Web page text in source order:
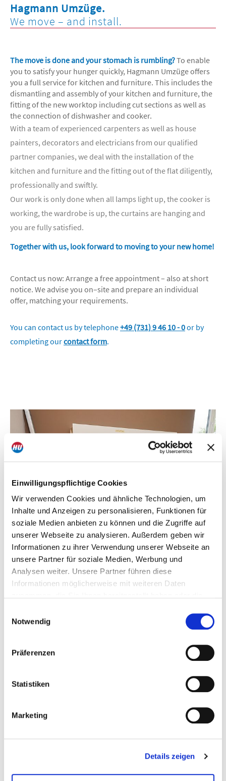
Einwilligungspflichtige Cookies
Wir verwenden Cookies und ähnliche Technologien, um
Inhalte und Anzeigen zu personalisieren, Funktionen für
soziale Medien anbieten zu können und die Zugriffe auf
unserer Webseite zu analysieren. Außerdem geben wir
Informationen zu ihrer Verwendung unserer Webseite an
unsere Partner für soziale Medien, Werbung und
Analysen weiter. Unsere Partner führen diese
Informationen möglicherweise mit weiteren Daten
haben. Dies schließt unter Umständen die Weitergabe
Ihrer Daten in Drittländer ein, denen kein angemessenes
Datenschutzniveau bescheinigt wird. Daher könnten
diese Daten einem staatlichen Zugriff z.B. von US-
Datenschutzerklärung. Ihre Einwilligung zur Cookie
Nutzung können Sie jederzeit wieder über die Cookie -
Notwendig
Präferenzen
Statistiken
Marketing
Details zeigen
Hagmann Umzüge.
We move – and install.
The move is done and your stomach is rumbling?To enable
you to satisfy your hunger quickly, Hagmann Umzüge offers
you a full service for kitchen and furniture. This includes the
dismantling and assembly of your kitchen and furniture, the
fitting of the new worktop including cut sections as well as
the connection of dishwasher and cooker.
With a team of experienced carpenters as well as house
painters, decorators and electricians from our qualified
partner companies, we deal with the installation of the
kitchen and furniture and the fitting out of the flat diligently,
professionally and swiftly.
Our work is only done when all lamps light up, the cooker is
working, the wardrobe is up, the curtains are hanging and
you are fully satisfied.
Together with us, look forward to moving to your new home!
Contact us now: Arrange a free appointment – also at short
notice. We advise you on–site and prepare an individual
offer, matching your requirements.
You can contact us by telephone+49 (731) 9 46 10 - 0or by
completing ourcontact form.